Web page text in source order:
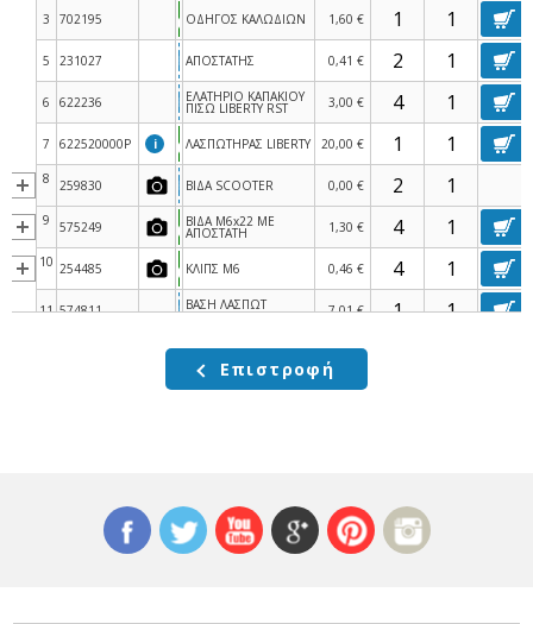
3 702195 ΟΔΗΓΟΣ ΚΑΛΩΔΙΩΝ 1,60 €
5 231027 ΑΠΟΣΤΑΤΗΣ 0,41 €
6 622236 ΕΛΑΤΗΡΙΟ ΚΑΠΑΚΙΟΥ
ΠΙΣΩ LIBERTY RST 3,00 €
7 622520000P i ΛΑΣΠΩΤΗΡΑΣ LIBERTY 20,00 €
8 259830 ΒΙΔΑ SCOOTER 0,00 €
9 575249 ΒΙΔΑ M6x22 ΜΕ
ΑΠΟΣΤΑΤΗ 1,30 €
10 254485 ΚΛΙΠΣ M6 0,46 €
11 574811 ΒΑΣΗ ΛΑΣΠΩΤ
LIBERTY 50 2T 7,01 €
ΛΑΣΠΩΤΗΡΑ RUN-
BEV-ΖΙΡ CAT
0,00 €
ΒΑΣΗ ΠΙΝΑΚΙΔΑΣ BEV-
NEXUS-RUN-LIB-FLY- 6,70 €
ΡΟΔΕΛΑ 0,72 €
Επιστροφή